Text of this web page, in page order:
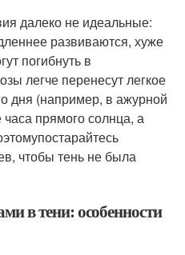
далеко не идеальные:
развиваются, хуже
погибнуть в
легче перенесут легкое
дня (например, в ажурной
прямого солнца, а
чтобы тень не была
в тени: особенности